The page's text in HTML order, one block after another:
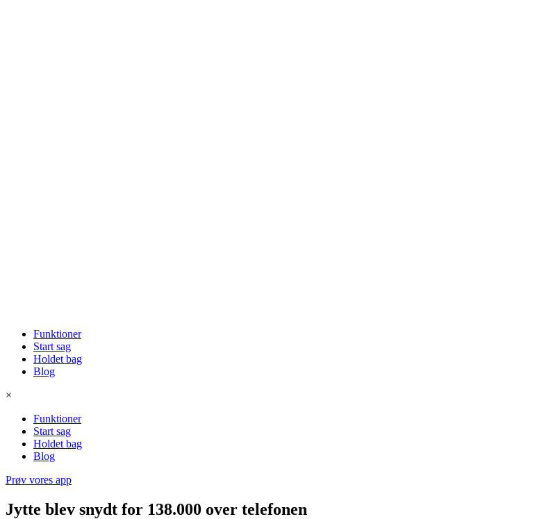
Funktioner
Start sag
Holdet bag
Blog
×
Funktioner
Start sag
Holdet bag
Blog
Prøv vores app
Jytte blev snydt for 138.000 over telefonen